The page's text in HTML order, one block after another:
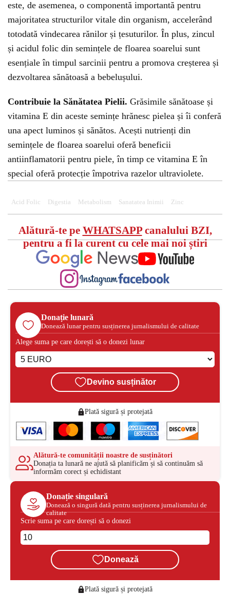
este, de asemenea, o componentă importantă pentru
majoritatea structurilor vitale din organism, accelerând
totodată vindecarea rănilor și țesuturilor. În plus, zincul
și acidul folic din semințele de floarea soarelui sunt
esențiale în timpul sarcinii pentru a promova creșterea și
dezvoltarea sănătoasă a bebelușului.
Contribuie la Sănătatea Pielii. Grăsimile sănătoase și
vitamina E din aceste semințe hrănesc pielea și îi conferă
una apect luminos și sănătos. Acești nutrienți din
semințele de floarea soarelui oferă beneficii
antiinflamatorii pentru piele, în timp ce vitamina E în
special oferă protecție împotriva razelor ultraviolete.
Acid Folic Digestia Metabolism Sanatatea Inimii Zinc
Alătură-te pe WHATSAPPcanalului BZI,
pentru a fi la curent cu cele mai noi știri
Donație lunară
Donează lunar pentru susținerea jurnalismului de calitate
Alege suma pe care dorești să o donezi lunar
Devino susținător
Plată sigură și protejată
Alătură-te comunității noastre de susținători
Donația ta lunară ne ajută să planificăm și să continuăm să
informăm corect și echidistant
Donație singulară
Donează o singură dată pentru susținerea jurnalismului de
calitate
Scrie suma pe care dorești să o donezi
Donează
Plată sigură și protejată